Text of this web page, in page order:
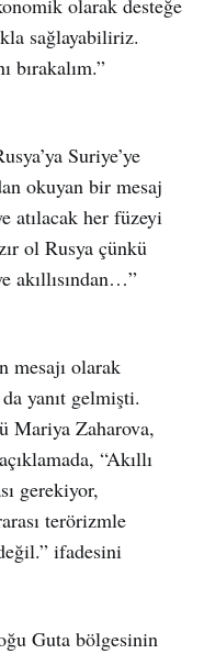
olarak desteğe
sağlayabiliriz.
bırakalım.”
Suriye’ye
okuyan bir mesaj
atılacak her füzeyi
ol Rusya çünkü
akıllısından…”
mesajı olarak
yanıt gelmişti.
Mariya Zaharova,
“Akıllı
gerekiyor,
terörizmle
ifadesini
Guta bölgesinin